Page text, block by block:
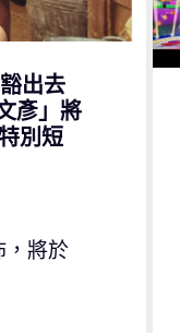
出去
彥」將
別短
，將於